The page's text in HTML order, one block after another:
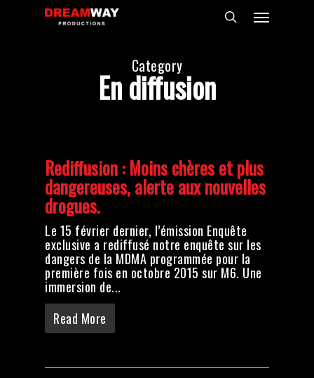
Menu
Category
En diffusion
Rediffusion : Moins chères et plus
dangereuses, alerte aux nouvelles
drogues.
Le 15 février dernier, l’émission Enquête
exclusive a rediffusé notre enquête sur les
dangers de la MDMA programmée pour la
première fois en octobre 2015 sur M6. Une
immersion de...
Read More